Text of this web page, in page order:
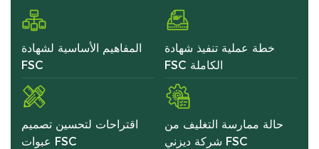
المفاهيم الأساسية لشهادة
FSC
خطة عملية تنفيذ شهادة
FSC الكاملة
اقتراحات لتحسين تصميم
عبوات FSC
حالة ممارسة التغليف من
شركة ديزني FSC